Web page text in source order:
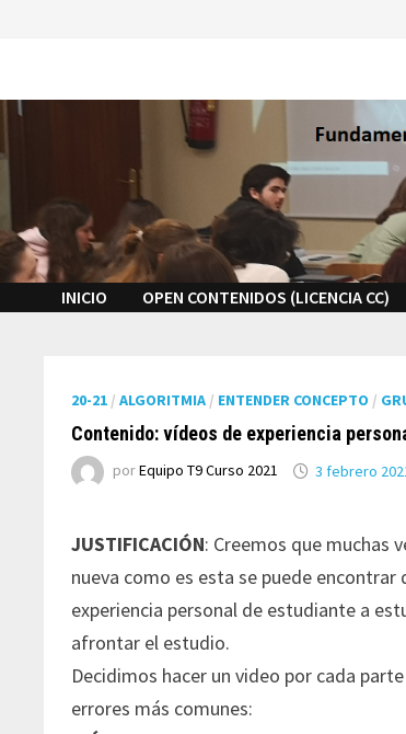
INICIO OPEN CONTENIDOS (LICENCIA CC)
20-21 /ALGORITMIA / ENTENDER CONCEPTO /
Contenido: vídeos de experiencia
porEquipo T9 Curso 2021 3 febrero
JUSTIFICACIÓN: Creemos que muchas
nueva como es esta se puede
experiencia personal de estudiante a
afrontar el estudio.
Decidimos hacer un video por cada
errores más comunes: